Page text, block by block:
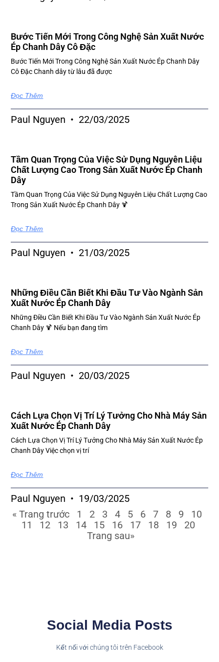
Bước Tiến Mới Trong Công Nghệ Sản Xuất Nước
Ép Chanh Dây Cô Đặc
Bước Tiến Mới Trong Công Nghệ Sản Xuất Nước Ép Chanh Dây
Cô Đặc Chanh dây từ lâu đã được
Đọc Thêm
Paul Nguyen 22/03/2025
Tầm Quan Trọng Của Việc Sử Dụng Nguyên Liệu
Chất Lượng Cao Trong Sản Xuất Nước Ép Chanh
Dây
Tầm Quan Trọng Của Việc Sử Dụng Nguyên Liệu Chất Lượng Cao
Trong Sản Xuất Nước Ép Chanh Dây 🍹
Đọc Thêm
Paul Nguyen 21/03/2025
Những Điều Cần Biết Khi Đầu Tư Vào Ngành Sản
Xuất Nước Ép Chanh Dây
Những Điều Cần Biết Khi Đầu Tư Vào Ngành Sản Xuất Nước Ép
Chanh Dây 🍹 Nếu bạn đang tìm
Đọc Thêm
Paul Nguyen 20/03/2025
Cách Lựa Chọn Vị Trí Lý Tưởng Cho Nhà Máy Sản
Xuất Nước Ép Chanh Dây
Cách Lựa Chọn Vị Trí Lý Tưởng Cho Nhà Máy Sản Xuất Nước Ép
Chanh Dây Việc chọn vị trí
Đọc Thêm
Paul Nguyen
19/03/2025
« Trang trước
1 2 3 4 5 6 7 8 9
10
11
12 13 14 15 16 17 18 19
20
Trang sau»
Social Media Posts
Kết nối với chúng tôi trên Facebook